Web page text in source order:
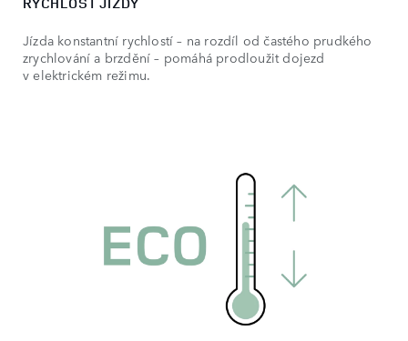
Jízda konstantní rychlostí – na rozdíl od častého prudkého
zrychlování a brzdění – pomáhá prodloužit dojezd
v elektrickém režimu.